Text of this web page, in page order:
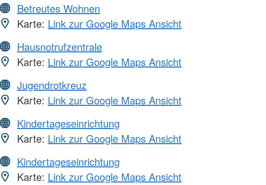
Betreutes Wohnen
Karte: Link zur Google Maps Ansicht
Hausnotrufzentrale
Karte: Link zur Google Maps Ansicht
Jugendrotkreuz
Karte: Link zur Google Maps Ansicht
Kindertageseinrichtung
Karte: Link zur Google Maps Ansicht
Kindertageseinrichtung
Karte: Link zur Google Maps Ansicht